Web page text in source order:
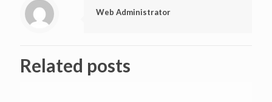
Web Administrator
Related posts